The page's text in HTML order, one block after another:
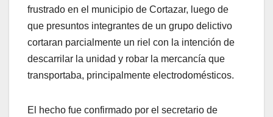
frustrado en el municipio de Cortazar, luego de
que presuntos integrantes de un grupo delictivo
cortaran parcialmente un riel con la intención de
descarrilar la unidad y robar la mercancía que
transportaba, principalmente electrodomésticos.
El hecho fue confirmado por el secretario de